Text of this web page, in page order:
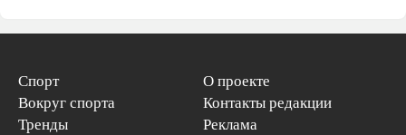
Спорт
Вокруг спорта
Тренды
О проекте
Контакты редакции
Реклама